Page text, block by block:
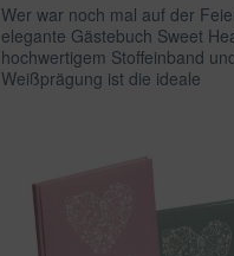
Wer war noch mal auf der
elegante Gästebuch Sweet
hochwertigem Stoffeinband
Weißprägung ist die ideale